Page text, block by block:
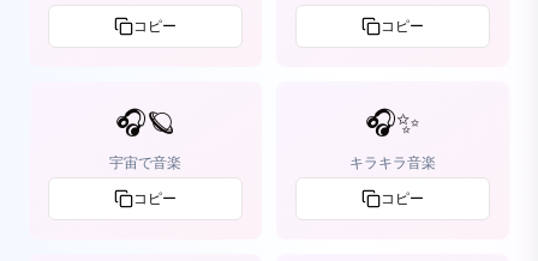
コピー コピー
🎧🪐
宇宙で音楽
コピー
🎧✨
キラキラ音楽
コピー